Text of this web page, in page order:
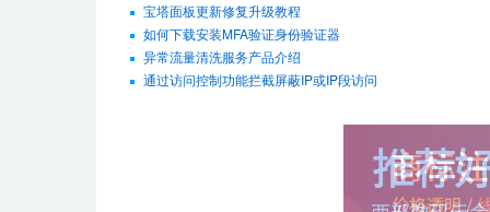
宝塔面板更新修复升级教程
如何下载安装MFA验证身份验证器
异常流量清洗服务产品介绍
通过访问控制功能拦截屏蔽IP或IP段访问